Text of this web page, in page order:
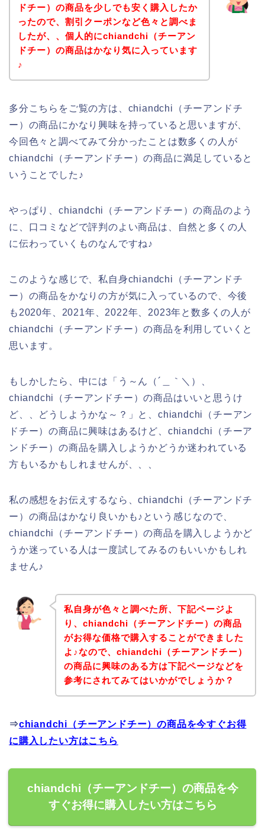
ドチー）の商品を少しでも安く購入したか
ったので、割引クーポンなど色々と調べま
したが、、個人的にchiandchi（チーアン
ドチー）の商品はかなり気に入っています
♪
多分こちらをご覧の方は、chiandchi（チーアンドチ
ー）の商品にかなり興味を持っていると思いますが、
今回色々と調べてみて分かったことは数多くの人が
chiandchi（チーアンドチー）の商品に満足していると
いうことでした♪
やっぱり、chiandchi（チーアンドチー）の商品のよう
に、口コミなどで評判のよい商品は、自然と多くの人
に伝わっていくものなんですね♪
このような感じで、私自身chiandchi（チーアンドチ
ー）の商品をかなりの方が気に入っているので、今後
も2020年、2021年、2022年、2023年と数多くの人が
chiandchi（チーアンドチー）の商品を利用していくと
思います。
もしかしたら、中には「う～ん（´＿｀＼）、
chiandchi（チーアンドチー）の商品はいいと思うけ
ど、、どうしようかな～？」と、chiandchi（チーアン
ドチー）の商品に興味はあるけど、chiandchi（チーア
ンドチー）の商品を購入しようかどうか迷われている
方もいるかもしれませんが、、、
私の感想をお伝えするなら、chiandchi（チーアンドチ
ー）の商品はかなり良いかも♪という感じなので、
chiandchi（チーアンドチー）の商品を購入しようかど
うか迷っている人は一度試してみるのもいいかもしれ
ません♪
私自身が色々と調べた所、下記ページよ
り、chiandchi（チーアンドチー）の商品
がお得な価格で購入することができました
よ♪なので、chiandchi（チーアンドチー）
の商品に興味のある方は下記ページなどを
参考にされてみてはいかがでしょうか？
⇒chiandchi（チーアンドチー）の商品を今すぐお得
に購入したい方はこちら
chiandchi（チーアンドチー）の商品を今
すぐお得に購入したい方はこちら